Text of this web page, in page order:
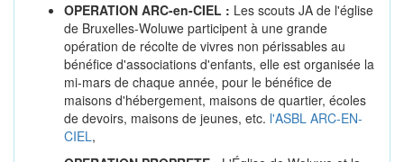
OPERATION ARC-en-CIEL : Les scouts JA de l'église
de Bruxelles-Woluwe participent à une grande
opération de récolte de vivres non périssables au
bénéfice d'associations d'enfants, elle est organisée la
mi-mars de chaque année, pour le bénéfice de
maisons d'hébergement, maisons de quartier, écoles
de devoirs, maisons de jeunes, etc. l'ASBL ARC-EN-
CIEL,